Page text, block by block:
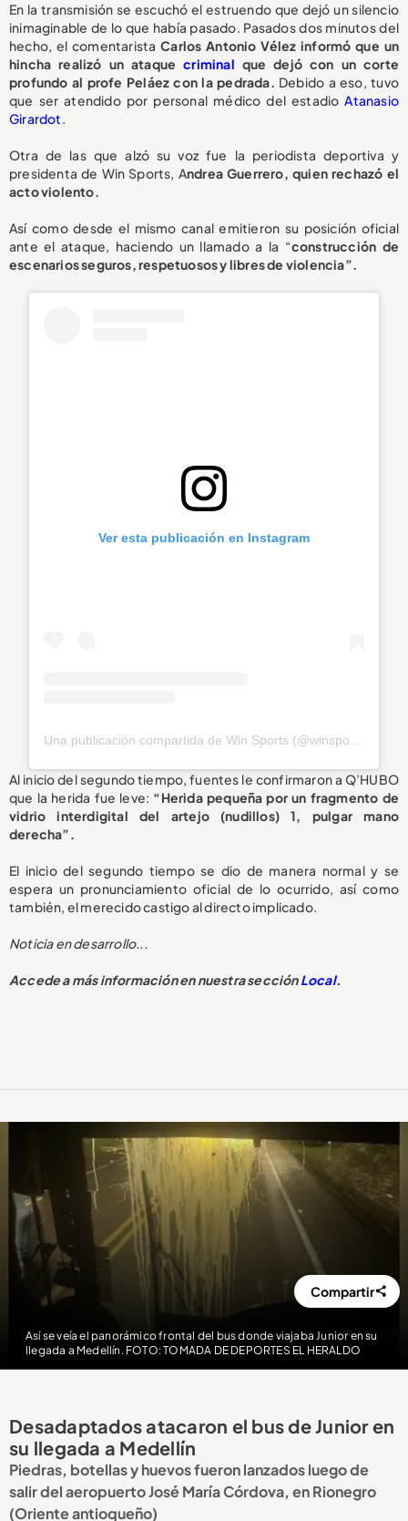
En la transmisión se escuchó el estruendo que dejó un silencio
inimaginable de lo que había pasado. Pasados dos minutos del
hecho, el comentaristaCarlos Antonio Vélez informó que un
hincha realizó un ataquecriminal que dejó con un corte
profundo al profe Peláez con la pedrada. Debido a eso, tuvo
que ser atendido por personal médico del estadioAtanasio
Girardot.
Otra de las que alzó su voz fue la periodista deportiva y
presidenta de Win Sports, Andrea Guerrero, quien rechazó el
acto violento.
Así como desde el mismo canal emitieron su posición oficial
ante el ataque, haciendo un llamado a la “construcción de
escenarios seguros, respetuosos y libres de violencia”.
Ver esta publicación en Instagram
Al inicio del segundo tiempo, fuentes le confirmaron a Q’HUBO
que la herida fue leve: “Herida pequeña por un fragmento de
vidrio interdigital del artejo (nudillos) 1, pulgar mano
derecha”.
El inicio del segundo tiempo se dio de manera normal y se
espera un pronunciamiento oficial de lo ocurrido, así como
también, el merecido castigo al directo implicado.
Noticia en desarrollo...
Accede a más información en nuestra secciónLocal.
Así se veía el panorámico frontal del bus donde viajaba Junior en su
llegada a Medellín. FOTO: TOMADA DE DEPORTES EL HERALDO
Compartir
Desadaptados atacaron el bus de Junior en
su llegada a Medellín
Piedras, botellas y huevos fueron lanzados luego de
salir del aeropuerto José María Córdova, en Rionegro
(Oriente antioqueño)